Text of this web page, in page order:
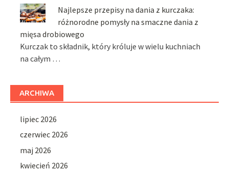
Najlepsze przepisy na dania z kurczaka:
różnorodne pomysły na smaczne dania z
mięsa drobiowego
Kurczak to składnik, który króluje w wielu kuchniach
na całym …
ARCHIWA
lipiec 2026
czerwiec 2026
maj 2026
kwiecień 2026